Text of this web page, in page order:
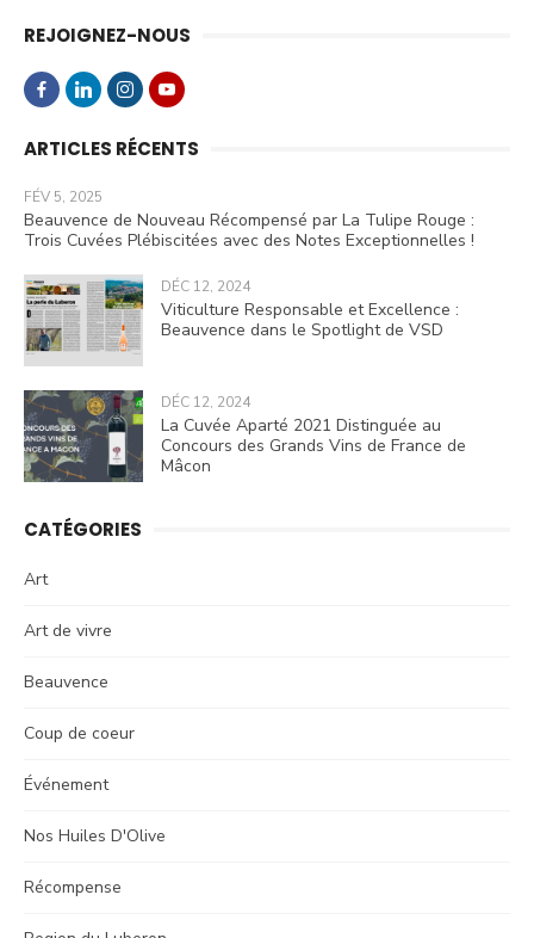
REJOIGNEZ-NOUS
ARTICLES RÉCENTS
FÉV 5, 2025
Beauvence de Nouveau Récompensé par La Tulipe Rouge :
Trois Cuvées Plébiscitées avec des Notes Exceptionnelles !
DÉC 12, 2024
Viticulture Responsable et Excellence :
Beauvence dans le Spotlight de VSD
DÉC 12, 2024
La Cuvée Aparté 2021 Distinguée au
Concours des Grands Vins de France de
Mâcon
CATÉGORIES
Art
Art de vivre
Beauvence
Coup de coeur
Événement
Nos Huiles D'Olive
Récompense